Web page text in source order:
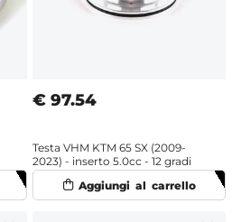
€ 97.54
Testa VHM KTM 65 SX (2009-
2023) - inserto 5.0cc - 12 gradi